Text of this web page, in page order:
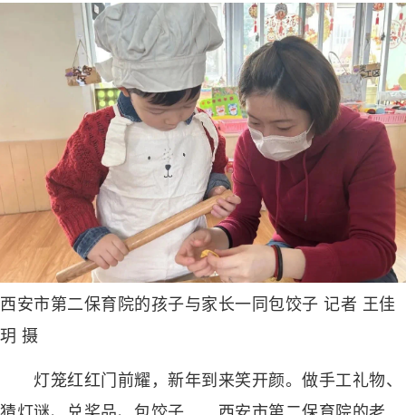
西安市第二保育院的孩子与家长一同包饺子 记者 王佳
玥 摄
灯笼红红门前耀，新年到来笑开颜。做手工礼物、